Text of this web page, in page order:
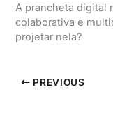
A prancheta digital
colaborativa e
projetar nela?
PREVIOUS